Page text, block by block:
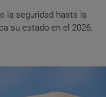
la seguridad hasta la
su estado en el 2026.